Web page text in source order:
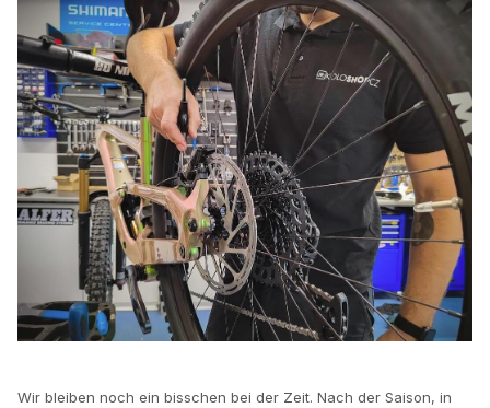
Wir bleiben noch ein bisschen bei der Zeit. Nach der Saison, in